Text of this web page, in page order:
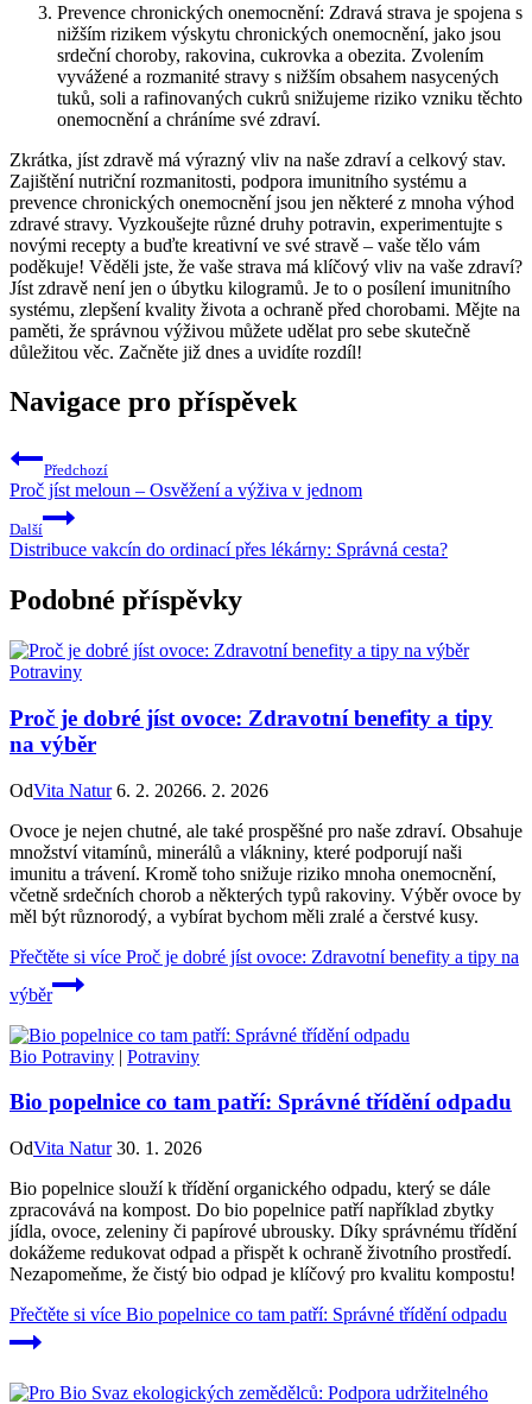
Prevence chronických onemocnění: Zdravá strava je spojena s
nižším rizikem výskytu chronických onemocnění, jako jsou
srdeční choroby, rakovina, cukrovka a obezita. Zvolením
vyvážené a rozmanité stravy s nižším obsahem nasycených
tuků, soli a rafinovaných cukrů snižujeme riziko vzniku těchto
onemocnění a chráníme své zdraví.
Zkrátka, jíst zdravě má výrazný vliv na naše zdraví a celkový stav.
Zajištění nutriční rozmanitosti, podpora imunitního systému a
prevence chronických onemocnění jsou jen některé z mnoha výhod
zdravé stravy. Vyzkoušejte různé druhy potravin, experimentujte s
novými recepty a buďte kreativní ve své stravě – vaše tělo vám
poděkuje! Věděli jste, že vaše strava má klíčový vliv na vaše zdraví?
Jíst zdravě není jen o úbytku kilogramů. Je to o posílení imunitního
systému, zlepšení kvality života a ochraně před chorobami. Mějte na
paměti, že správnou výživou můžete udělat pro sebe skutečně
důležitou věc. Začněte již dnes a uvidíte rozdíl!
Navigace pro příspěvek
Předchozí
Proč jíst meloun – Osvěžení a výživa v jednom
Další
Distribuce vakcín do ordinací přes lékárny: Správná cesta?
Podobné příspěvky
Potraviny
Proč je dobré jíst ovoce: Zdravotní benefity a tipy
na výběr
OdVita Natur 6. 2. 20266. 2. 2026
Ovoce je nejen chutné, ale také prospěšné pro naše zdraví. Obsahuje
množství vitamínů, minerálů a vlákniny, které podporují naši
imunitu a trávení. Kromě toho snižuje riziko mnoha onemocnění,
včetně srdečních chorob a některých typů rakoviny. Výběr ovoce by
měl být různorodý, a vybírat bychom měli zralé a čerstvé kusy.
Přečtěte si více Proč je dobré jíst ovoce: Zdravotní benefity a tipy na
výběr
Bio Potraviny | Potraviny
Bio popelnice co tam patří: Správné třídění odpadu
OdVita Natur 30. 1. 2026
Bio popelnice slouží k třídění organického odpadu, který se dále
zpracovává na kompost. Do bio popelnice patří například zbytky
jídla, ovoce, zeleniny či papírové ubrousky. Díky správnému třídění
dokážeme redukovat odpad a přispět k ochraně životního prostředí.
Nezapomeňme, že čistý bio odpad je klíčový pro kvalitu kompostu!
Přečtěte si více Bio popelnice co tam patří: Správné třídění odpadu